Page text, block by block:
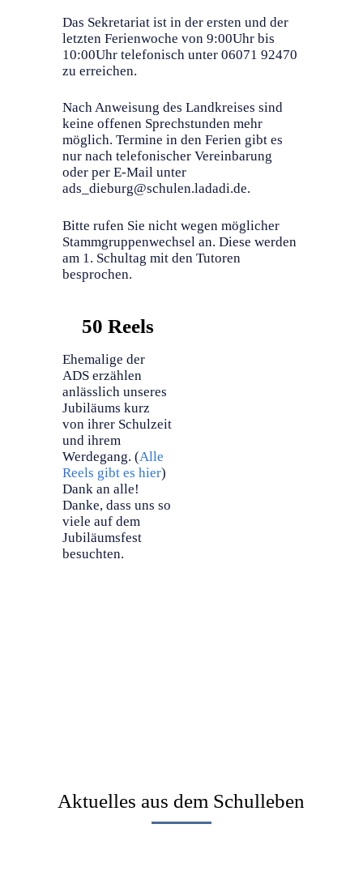
Das Sekretariat ist in der ersten und der
letzten Ferienwoche von 9:00Uhr bis
10:00Uhr telefonisch unter 06071 92470
zu erreichen.
Nach Anweisung des Landkreises sind
keine offenen Sprechstunden mehr
möglich. Termine in den Ferien gibt es
nur nach telefonischer Vereinbarung
oder per E-Mail unter
ads_dieburg@schulen.ladadi.de.
Bitte rufen Sie nicht wegen möglicher
Stammgruppenwechsel an. Diese werden
am 1. Schultag mit den Tutoren
besprochen.
50 Reels
Ehemalige der
ADS erzählen
anlässlich unseres
Jubiläums kurz
von ihrer Schulzeit
und ihrem
Werdegang. (Alle
Reels gibt es hier)
Dank an alle!
Danke, dass uns so
viele auf dem
Jubiläumsfest
besuchten.
Aktuelles aus dem Schulleben